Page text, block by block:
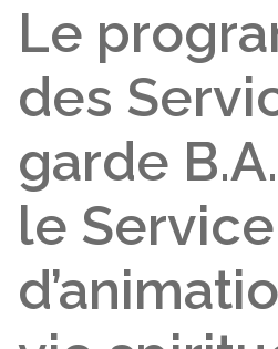
Le
des
garde
le Service